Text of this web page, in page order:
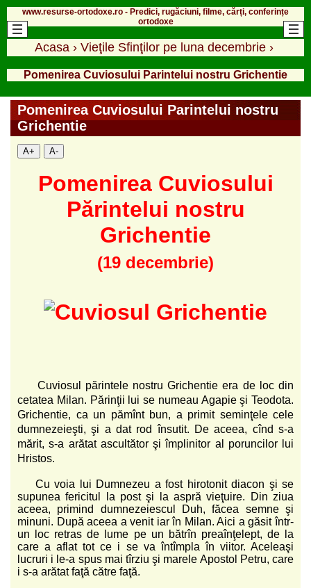
www.resurse-ortodoxe.ro - Predici, rugăciuni, filme, cărți, conferințe
ortodoxe
Acasa › Vieţile Sfinţilor pe luna decembrie ›
Pomenirea Cuviosului Parintelui nostru Grichentie
Pomenirea Cuviosului Parintelui nostru
Grichentie
A+ A-
Pomenirea Cuviosului
Părintelui nostru
Grichentie
(19 decembrie)
Cuviosul părintele nostru Grichentie era de loc din
cetatea Milan. Părinţii lui se numeau Agapie şi Teodota.
Grichentie, ca un pămînt bun, a primit seminţele cele
dumnezeieşti, şi a dat rod însutit. De aceea, cînd s-a
mărit, s-a arătat ascultător şi împlinitor al poruncilor lui
Hristos.
Cu voia lui Dumnezeu a fost hirotonit diacon şi se
supunea fericitul la post şi la aspră vieţuire. Din ziua
aceea, primind dumnezeiescul Duh, făcea semne şi
minuni. După aceea a venit iar în Milan. Aici a găsit într-
un loc retras de lume pe un bătrîn preaînţelept, de la
care a aflat tot ce i se va întîmpla în viitor. Aceleaşi
lucruri i le-a spus mai tîrziu şi marele Apostol Petru, care
i s-a arătat faţă către faţă.